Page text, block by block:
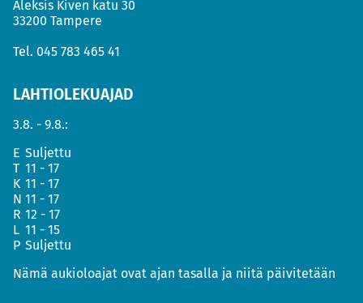
Aleksis Kiven katu 30
33200 Tampere
Tel. 045 783 465 41
LAHTIOLEKUAJAD
3.8. - 9.8.:
E Suljettu
T 11 - 17
K 11 - 17
N 11 - 17
R 12 - 17
L 11 - 15
P Suljettu
Nämä aukioloajat ovat ajan tasalla ja niitä päivitetään